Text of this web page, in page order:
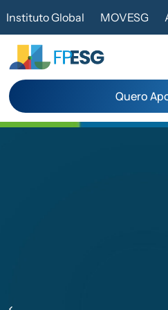
Instituto Global MOVESG
Quero